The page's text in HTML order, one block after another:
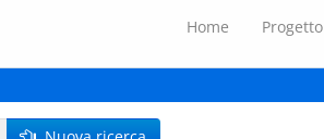
Home Progetto